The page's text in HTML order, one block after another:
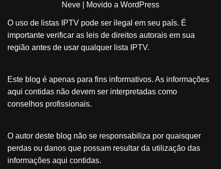
Neve | Movido a WordPress
O uso de listas IPTV pode ser ilegal em seu país. É
importante verificar as leis de direitos autorais em sua
região antes de usar qualquer lista IPTV.
Este blog é apenas para fins informativos. As informações
aqui contidas não devem ser interpretadas como
conselhos profissionais.
O autor deste blog não se responsabiliza por quaisquer
perdas ou danos que possam resultar da utilização das
informações aqui contidas.